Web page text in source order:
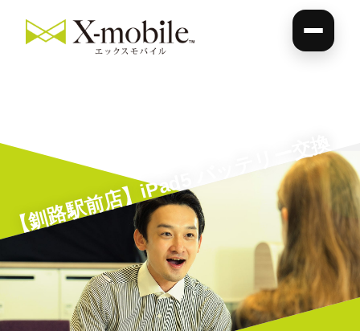
【釧路駅前店】iPad5 バッテリー交換